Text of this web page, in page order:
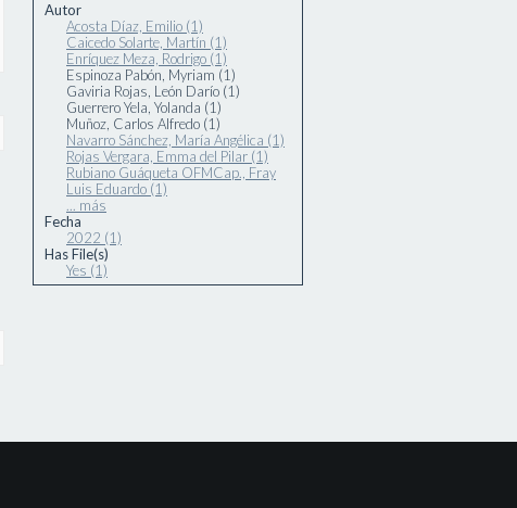
Autor
Acosta Díaz, Emilio (1)
Caicedo Solarte, Martín (1)
Enríquez Meza, Rodrigo (1)
Espinoza Pabón, Myriam (1)
Gaviria Rojas, León Darío (1)
Guerrero Yela, Yolanda (1)
Muñoz, Carlos Alfredo (1)
Navarro Sánchez, María Angélica (1)
Rojas Vergara, Emma del Pilar (1)
Rubiano Guáqueta OFMCap., Fray
Luis Eduardo (1)
... más
Fecha
2022 (1)
Has File(s)
Yes (1)